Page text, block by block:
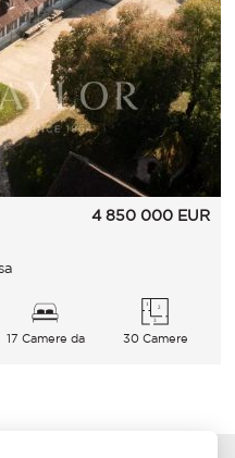
4 850 000 EUR
17 Camere da
30 Camere